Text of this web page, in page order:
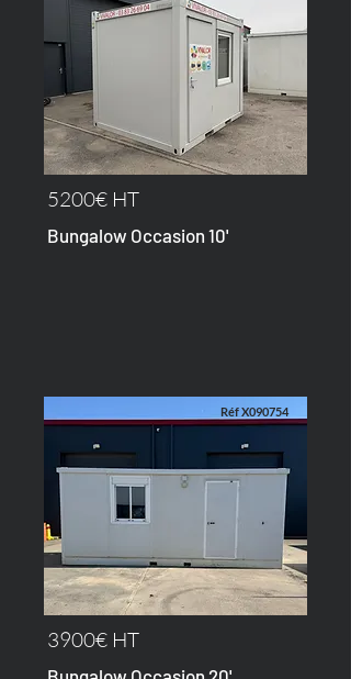
5200€ HT
Bungalow Occasion 10'
Réf X090754
3900€ HT